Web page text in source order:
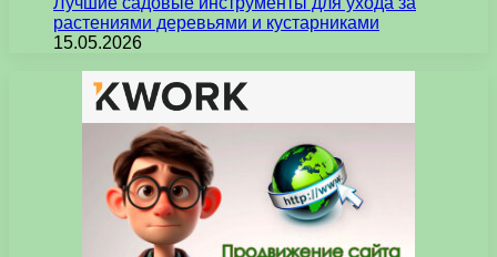
растениями деревьями и кустарниками
15.05.2026